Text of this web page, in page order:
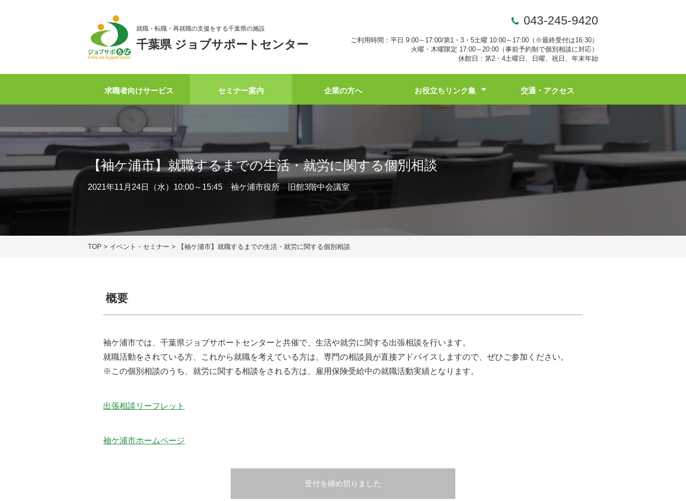
就職・転職・再就職の支援をする千葉県の施設
千葉県 ジョブサポートセンター
043-245-9420
ご利用時間：平日 9:00～17:00/第1・3・5土曜 10:00～17:00（※最終受付は16:30）
火曜・木曜限定 17:00～20:00（事前予約制で個別相談に対応）
休館日：第2・4土曜日、日曜、祝日、年末年始
求職者向けサービス セミナー案内 企業の方へ お役立ちリンク集 交通・アクセス
【袖ケ浦市】就職するまでの生活・就労に関する個別相談
2021年11月24日（水）10:00～15:45 袖ケ浦市役所 旧館3階中会議室
TOP > イベント・セミナー > 【袖ケ浦市】就職するまでの生活・就労に関する個別相談
概要
袖ケ浦市では、千葉県ジョブサポートセンターと共催で、生活や就労に関する出張相談を行います。
就職活動をされている方、これから就職を考えている方は、専門の相談員が直接アドバイスしますので、ぜひご参加ください。
※この個別相談のうち、就労に関する相談をされる方は、雇用保険受給中の就職活動実績となります。
出張相談リーフレット
袖ケ浦市ホームページ
受付を締め切りました